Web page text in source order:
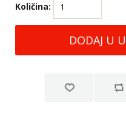
Količina: